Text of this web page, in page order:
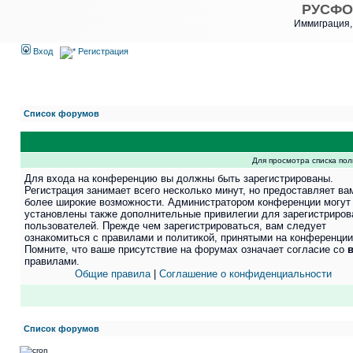
Вход Регистрация
Список форумов
Для просмотра списка
Для входа на конференцию вы должны быть зарегистрированы.
Регистрация занимает всего несколько минут, но предоставляет
более широкие возможности. Администратором конференции
установлены также дополнительные привилегии для
пользователей. Прежде чем зарегистрироваться, вам следует
ознакомиться с правилами и политикой, принятыми на
Помните, что ваше присутствие на форумах означает согласие со
правилами.
Общие правила| Соглашение о конфиденциальности
Список форумов